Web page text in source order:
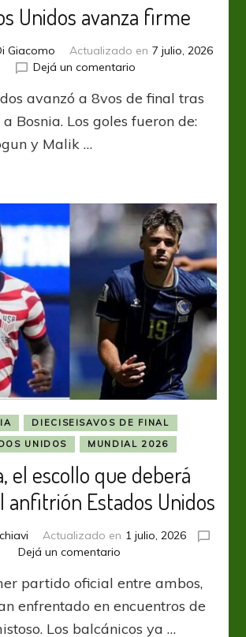
Unidos avanza firme
Giacomo Actualizado en 7 julio, 2026
Dejá un comentarioen
Unidos
avanza
avanzó a 8vos de final tras
Bosnia. Los goles fueron de:
y Malik …
DIECISEISAVOS DE FINAL
UNIDOS
MUNDIAL 2026
el escollo que deberá
anfitrión Estados Unidos
Actualizado en 1 julio, 2026
Dejá un comentario
el
escollo
deberá
partido oficial entre ambos,
enfrentado en encuentros de
Los balcánicos ya …